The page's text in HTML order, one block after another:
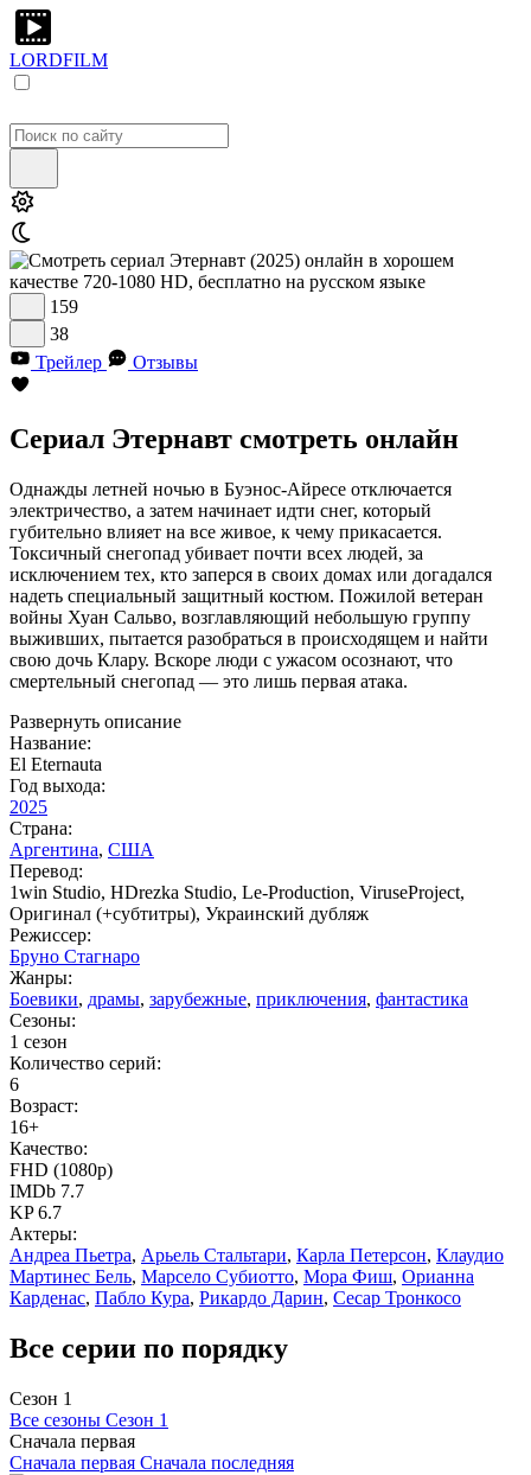
LORDFILM
159
38
Трейлер
Отзывы
Сериал Этернавт смотреть онлайн
Однажды летней ночью в Буэнос-Айресе отключается
электричество, а затем начинает идти снег, который
губительно влияет на все живое, к чему прикасается.
Токсичный снегопад убивает почти всех людей, за
исключением тех, кто заперся в своих домах или догадался
надеть специальный защитный костюм. Пожилой ветеран
войны Хуан Сальво, возглавляющий небольшую группу
выживших, пытается разобраться в происходящем и найти
свою дочь Клару. Вскоре люди с ужасом осознают, что
смертельный снегопад — это лишь первая атака.
Развернуть описание
Название:
El Eternauta
Год выхода:
2025
Страна:
Аргентина, США
Перевод:
1win Studio, HDrezka Studio, Le-Production, ViruseProject,
Оригинал (+субтитры), Украинский дубляж
Режиссер:
Бруно Стагнаро
Жанры:
Боевики, драмы, зарубежные, приключения, фантастика
Сезоны:
1 сезон
Количество серий:
6
Возраст:
16+
Качество:
FHD (1080p)
IMDb 7.7
KP 6.7
Актеры:
Андреа Пьетра, Арьель Стальтари, Карла Петерсон, Клаудио
Мартинес Бель, Марсело Субиотто, Мора Фиш, Орианна
Карденас, Пабло Кура, Рикардо Дарин, Сесар Тронкосо
Все серии по порядку
Сезон 1
Все сезоны Сезон 1
Сначала первая
Сначала первая Сначала последняя